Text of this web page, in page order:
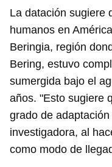
Para poder guardar
La datación sugiere
humanos en
Beringia, región
Bering, estuvo
sumergida bajo el
años. "Esto sugiere
grado de
investigadora, al
como modo de